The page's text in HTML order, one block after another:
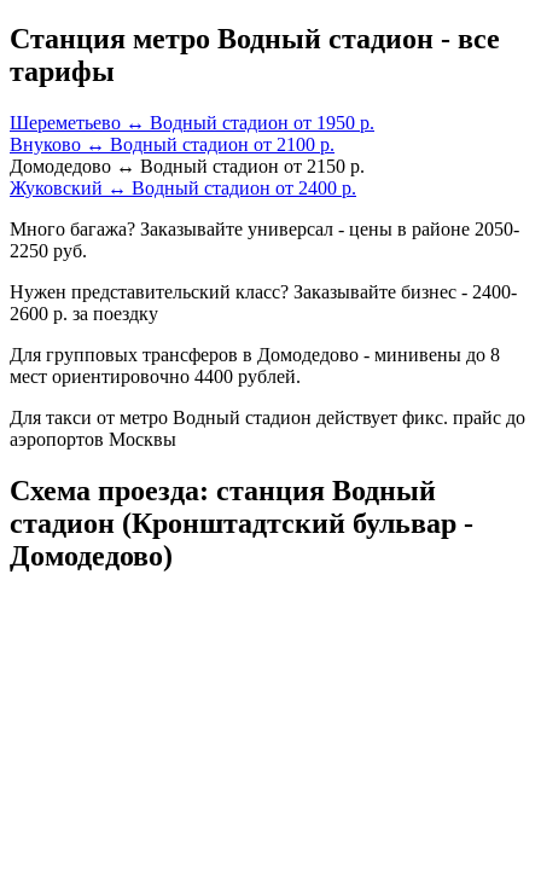
Станция метро Водный стадион - все
тарифы
Шереметьево ↔ Водный стадион от 1950 р.
Внуково ↔ Водный стадион от 2100 р.
Домодедово ↔ Водный стадион от 2150 р.
Жуковский ↔ Водный стадион от 2400 р.
Много багажа? Заказывайте универсал - цены в районе 2050-
2250 руб.
Нужен представительский класс? Заказывайте бизнес - 2400-
2600 р. за поездку
Для групповых трансферов в Домодедово - минивены до 8
мест ориентировочно 4400 рублей.
Для такси от метро Водный стадион действует фикс. прайс до
аэропортов Москвы
Схема проезда: станция Водный
стадион (Кронштадтский бульвар -
Домодедово)